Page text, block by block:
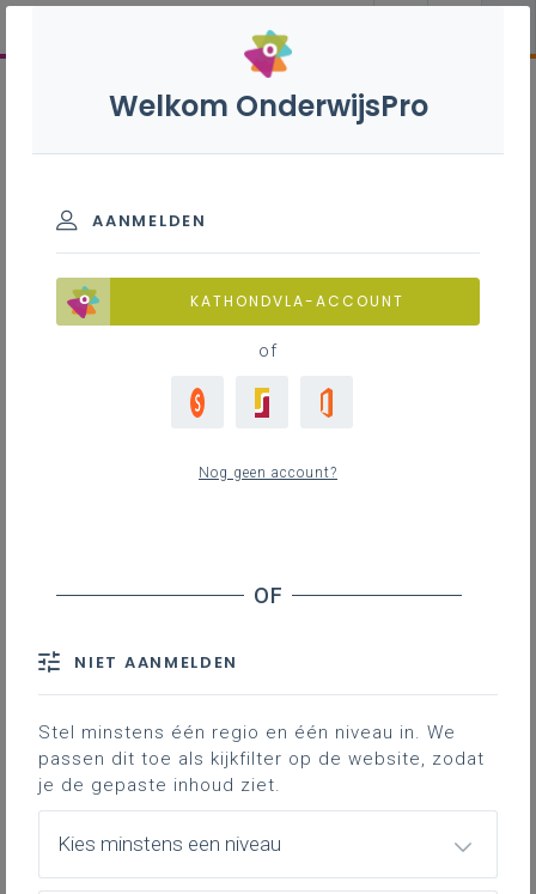
Welkom OnderwijsPro
AANMELDEN
KATHONDVLA-ACCOUNT
of
Nog geen account?
NIET AANMELDEN
Stel minstens één regio en één niveau in. We
passen dit toe als kijkfilter op de website, zodat
je de gepaste inhoud ziet.
Kies minstens een niveau